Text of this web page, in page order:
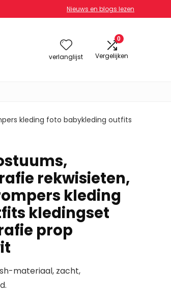
Nieuws en blogs lezen
verlanglijst
0
Vergelijken
kleding foto babykleding outfits
rekwisieten,
kleding
kledingset
prop
materiaal, zacht,